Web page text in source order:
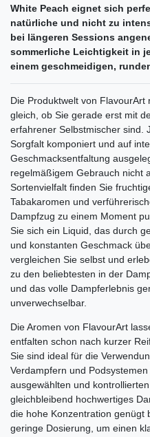
White Peach eignet sich
natürliche und nicht zu
bei längeren Sessions
sommerliche Leichtigkeit in
einem geschmeidigen,
Die Produktwelt von
gleich, ob Sie gerade erst mit
erfahrener Selbstmischer sind.
Sorgfalt komponiert und auf
Geschmacksentfaltung
regelmäßigem Gebrauch nicht
Sortenvielfalt finden Sie
Tabakaromen und
Dampfzug zu einem Moment
Sie sich ein Liquid, das durch
und konstanten Geschmack
vergleichen Sie selbst und
zu den beliebtesten in der
und das volle Dampferlebnis
unverwechselbar.
Die Aromen von FlavourArt
entfalten schon nach kurzer
Sie sind ideal für die
Verdampfern und
ausgewählten und
gleichbleibend hochwertiges
die hohe Konzentration genügt
geringe Dosierung, um einen